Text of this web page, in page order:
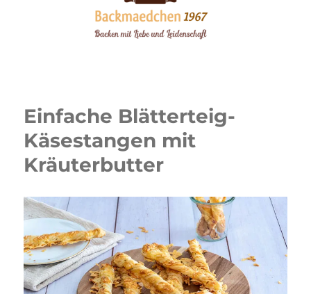
Einfache Blätterteig-
Käsestangen mit
Kräuterbutter